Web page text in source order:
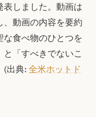
しました。動画は
、動画の内容を要約
食べ物のひとつを
「すべきでないこ
(出典: 全米ホットド